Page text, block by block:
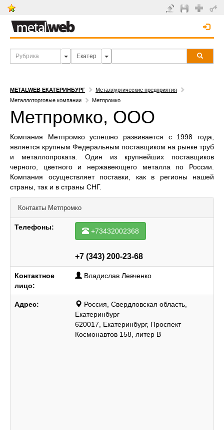
METALWEB ЕКАТЕРИНБУРГ
Металлургические предприятия
Металлоторговые компании
Метпромко
Метпромко, ООО
Компания Метпромко успешно развивается с 1998 года,
является крупным Федеральным поставщиком на рынке труб
и металлопроката. Один из крупнейших поставщиков
черного, цветного и нержавеющего металла по России.
Компания осуществляет поставки, как в регионы нашей
страны, так и в страны СНГ.
Контакты Метпромко
Телефоны: +73432002368
+7 (343) 200-23-68
Контактное
лицо:
Владислав Левченко
Адрес:
Россия, Свердловская область,
Екатеринбург
620017, Екатеринбург, Проспект
Космонавтов 158, литер В